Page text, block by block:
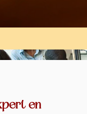
en